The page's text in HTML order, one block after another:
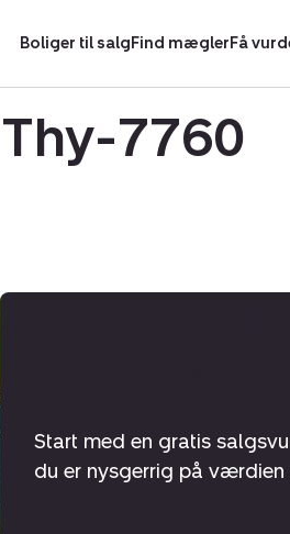
Boliger til salgFind mæglerFå
7760
Start med en gratis
du er nysgerrig på